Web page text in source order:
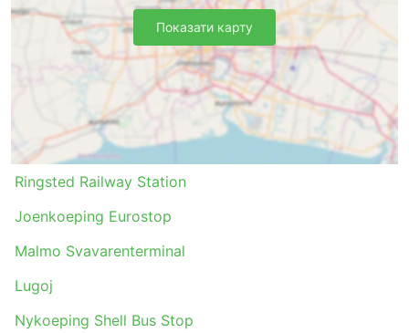
Ringsted Railway Station
Joenkoeping Eurostop
Malmo Svavarenterminal
Lugoj
Nykoeping Shell Bus Stop
Показати карту